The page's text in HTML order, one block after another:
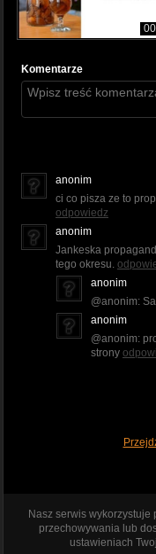
Komentarze
anonim
ci co pisza ze to
odpowiedz
anonim
Jankeska
tego okresu.
anonim
@anonim:
anonim
@anonim:
strony
Nasz serwis wykorzystuje
przechowywania lub
ustawieniach